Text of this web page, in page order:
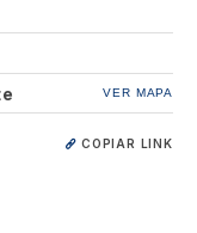
VER MAPA
COPIAR LINK